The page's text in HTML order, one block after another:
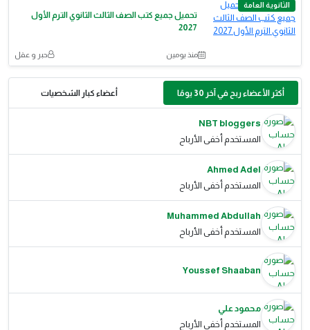
الثانوية العامة
تحميل جميع كتب الصف الثالث الثانوي الترم الأول
2027
منذ يومين حبر و عقل
أكثر الأعضاء ربح في آخر 30 يومًا أعضاء كبار الشخصيات
NBT bloggers
المستخدم أخفى الأرباح
Ahmed Adel
المستخدم أخفى الأرباح
Muhammed Abdullah
المستخدم أخفى الأرباح
Youssef Shaaban
محمود علي
المستخدم أخفى الأرباح